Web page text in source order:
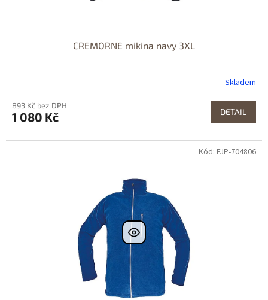
CREMORNE mikina navy 3XL
Skladem
893 Kč bez DPH
1 080 Kč DETAIL
Kód: FJP-704806